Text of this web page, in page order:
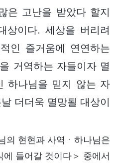
은 고난을 받았다 할지
상이다. 세상을 버리려
인 즐거움에 연연하는
거역하는 자들이자 멸
하나님을 믿지 않는 자
더더욱 멸망될 대상이
현현과 사역ㆍ하나님은
에 들어갈 것이다＞ 중에서